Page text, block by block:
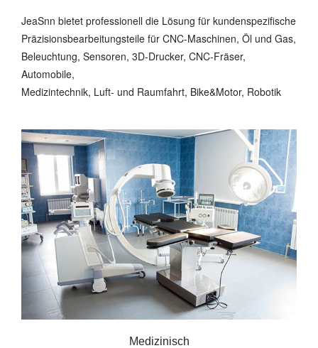
JeaSnn bietet professionell die Lösung für kundenspezifische
Präzisionsbearbeitungsteile für CNC-Maschinen, Öl und Gas,
Beleuchtung, Sensoren, 3D-Drucker, CNC-Fräser,
Automobile,
Medizintechnik, Luft- und Raumfahrt, Bike&Motor, Robotik
Automobilindustrie